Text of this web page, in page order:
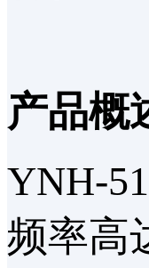
产品概
YNH-
频率高